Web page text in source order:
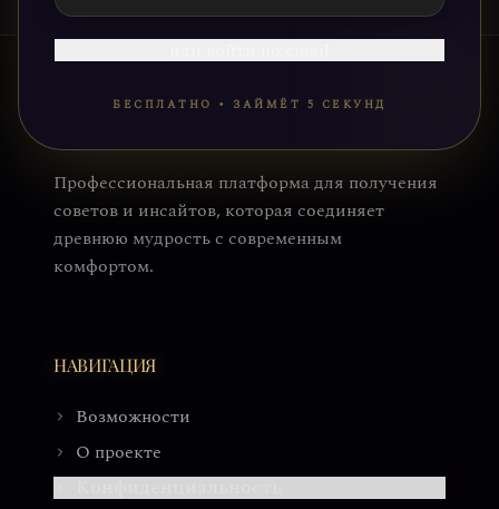
БЕСПЛАТНО • ЗАЙМЁТ 5 СЕКУНД
Профессиональная платформа для получения
советов и инсайтов, которая соединяет
древнюю мудрость с современным
комфортом.
НАВИГАЦИЯ
Возможности
О проекте